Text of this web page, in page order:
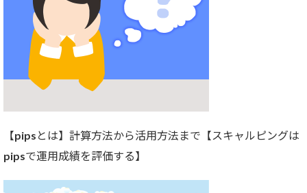
【pipsとは】計算方法から活用方法まで【スキャルピングは
pipsで運用成績を評価する】